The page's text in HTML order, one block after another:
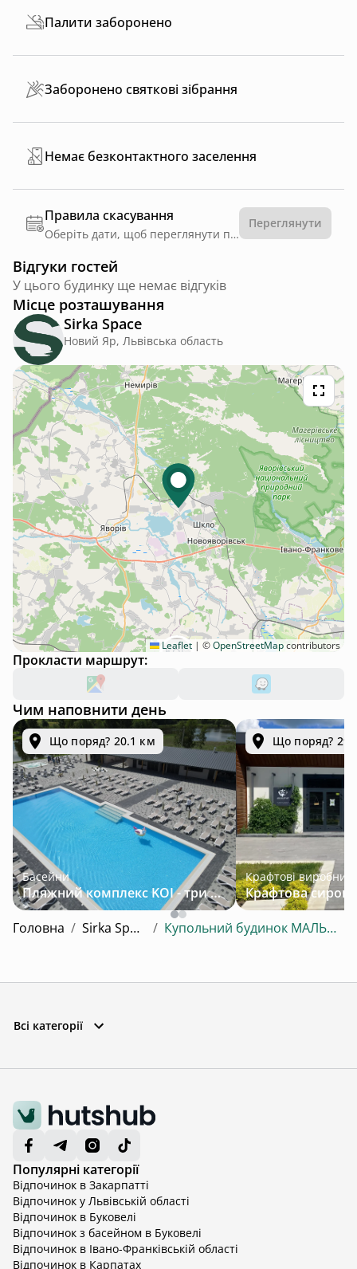
Палити заборонено
Заборонено святкові зібрання
Немає безконтактного заселення
Правила скасування
Оберіть дати, щоб переглянути правила
Переглянути
Відгуки гостей
У цього будинку ще немає відгуків
Місце розташування
Sirka Space
Новий Яр, Львівська область
Leaflet | ©OpenStreetMapcontributors
Прокласти маршрут:
Чим наповнити день
Що поряд? 20.1 км
Басейни
Пляжний комплекс KOI - три підігрівані басейни серед лісу за 30 км від Львова
Що поряд?
Крафтові
Головна / Sirka Space / Купольний будинок МАЛЬДІВИ
Всі категорії
Популярні категорії
Відпочинок в Закарпатті
Відпочинок у Львівській області
Відпочинок в Буковелі
Відпочинок з басейном в Буковелі
Відпочинок в Івано-Франківській області
Відпочинок в Карпатах